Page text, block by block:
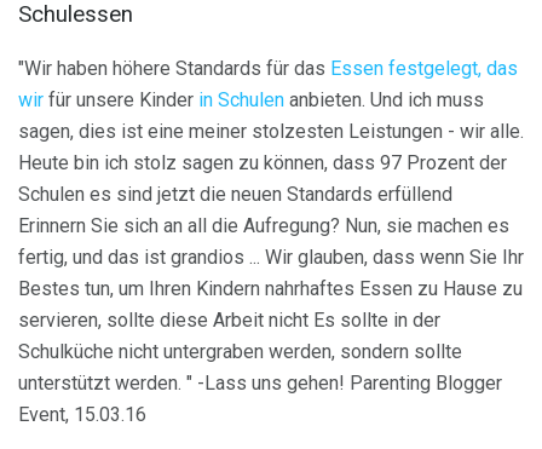
Schulessen
"Wir haben höhere Standards für das Essen festgelegt, das
wir für unsere Kinder in Schulen anbieten. Und ich muss
sagen, dies ist eine meiner stolzesten Leistungen - wir alle.
Heute bin ich stolz sagen zu können, dass 97 Prozent der
Schulen es sind jetzt die neuen Standards erfüllend
Erinnern Sie sich an all die Aufregung? Nun, sie machen es
fertig, und das ist grandios ... Wir glauben, dass wenn Sie Ihr
Bestes tun, um Ihren Kindern nahrhaftes Essen zu Hause zu
servieren, sollte diese Arbeit nicht Es sollte in der
Schulküche nicht untergraben werden, sondern sollte
unterstützt werden. " -Lass uns gehen! Parenting Blogger
Event, 15.03.16